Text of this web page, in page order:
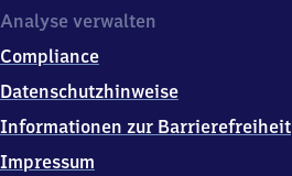
6
1
6
Analyse verwalten
Compliance
Datenschutzhinweise
Informationen zur Barrierefreiheit
Impressum